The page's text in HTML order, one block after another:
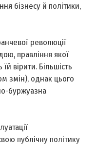
бізнесу й політики,
революції
правління якої
вірити. Більшість
змін), однак цього
буржуазна
публічну політику